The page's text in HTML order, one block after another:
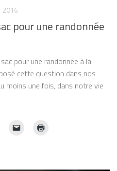
2016
pour une randonnée
pour une randonnée à la
cette question dans nos
moins une fois, dans notre vie